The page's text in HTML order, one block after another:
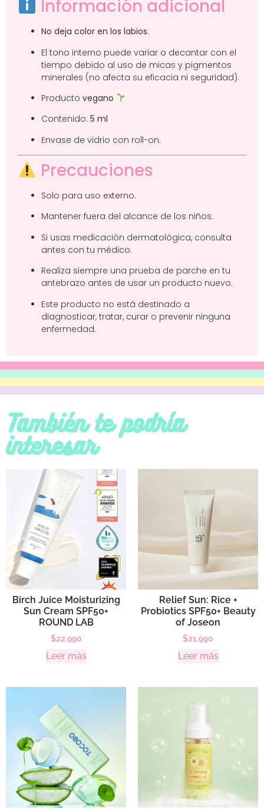
Información adicional
No deja color en los labios.
El tono interno puede variar o decantar con el
tiempo debido al uso de micas y pigmentos
minerales (no afecta su eficacia ni seguridad).
Producto vegano
Contenido: 5 ml
Envase de vidrio con roll-on.
Precauciones
Solo para uso externo.
Mantener fuera del alcance de los niños.
Si usas medicación dermatológica, consulta
antes con tu médico.
Realiza siempre una prueba de parche en tu
antebrazo antes de usar un producto nuevo.
Este producto no está destinado a
diagnosticar, tratar, curar o prevenir ninguna
enfermedad.
También te podría
interesar
Birch Juice Moisturizing
Sun Cream SPF50+
ROUND LAB
$22.990
Leer más
Relief Sun: Rice +
Probiotics SPF50+ Beauty
of Joseon
$21.990
Leer más